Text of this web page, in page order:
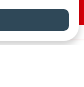
Hurtigkjøp